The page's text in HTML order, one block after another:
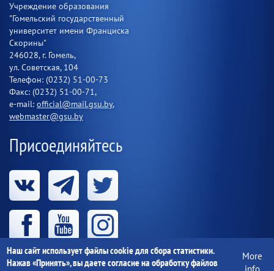
Учреждение образования
"Гомельский государственный
университет имени Франциска
Скорины"
246028, г. Гомель,
ул. Советская, 104
Телефон: (0232) 51-00-73
Факс: (0232) 51-00-71,
e-mail: official@mail.gsu.by,
webmaster@gsu.by
Присоединяйтесь
Наш сайт использует файлы cookie для сбора статистики.
Нажав «Принять», вы даете согласие на обработку файлов
More